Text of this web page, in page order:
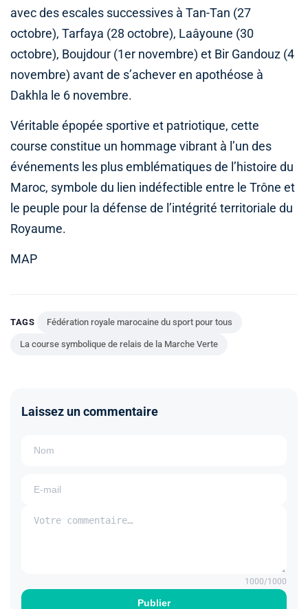
avec des escales successives à Tan-Tan (27
octobre), Tarfaya (28 octobre), Laâyoune (30
octobre), Boujdour (1er novembre) et Bir Gandouz (4
novembre) avant de s’achever en apothéose à
Dakhla le 6 novembre.
Véritable épopée sportive et patriotique, cette
course constitue un hommage vibrant à l’un des
événements les plus emblématiques de l’histoire du
Maroc, symbole du lien indéfectible entre le Trône et
le peuple pour la défense de l’intégrité territoriale du
Royaume.
MAP
TAGS Fédération royale marocaine du sport pour tous
La course symbolique de relais de la Marche Verte
Laissez un commentaire
Publier
1000/1000